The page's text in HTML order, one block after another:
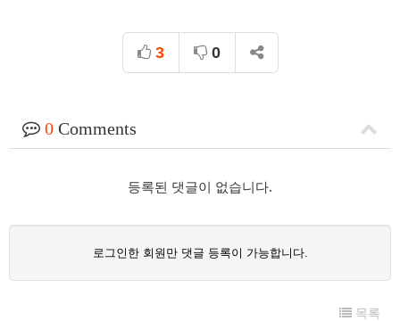
3 0
0 Comments
등록된 댓글이 없습니다.
로그인한 회원만 댓글 등록이 가능합니다.
목록